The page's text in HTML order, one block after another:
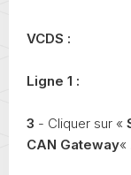
VCDS :
Ligne 1 :
3 - Cliquer sur «
CAN Gateway« .